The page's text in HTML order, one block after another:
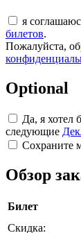
я
билетов.
Пожалуйста,
Optional
Да, я хотел
следующие
Сохраните
Обзор
Билет
Скидка: